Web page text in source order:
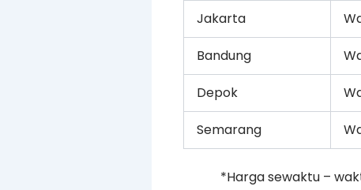
Jakarta
Bandung
Depok
Semarang
*Harga sewaktu –